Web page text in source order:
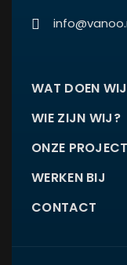
WAT DOEN
WIE ZIJN WIJ?
ONZE
WERKEN BIJ
CONTACT